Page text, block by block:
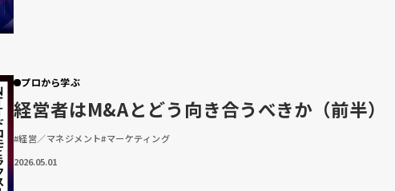
プロから学ぶ
経営者はM&Aとどう向き合うべきか（前半）
#経営／マネジメント#マーケティング
2026.05.01